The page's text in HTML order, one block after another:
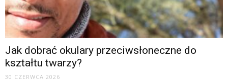
Jak dobrać okulary przeciwsłoneczne do
kształtu twarzy?
30 CZERWCA 2026